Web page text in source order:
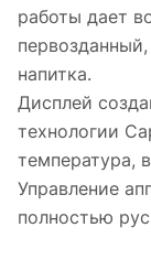
работы дает
напитка.
Дисплей
технологии
температура,
Управление
полностью